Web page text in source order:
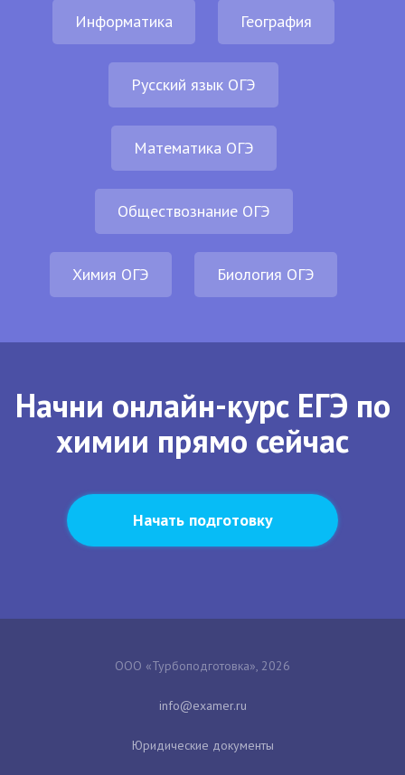
Информатика География
Русский язык ОГЭ
Математика ОГЭ
Обществознание ОГЭ
Химия ОГЭ Биология ОГЭ
Начни онлайн-курс ЕГЭ по
химии прямо сейчас
Начать подготовку
ООО «Турбоподготовка», 2026
Юридические документы